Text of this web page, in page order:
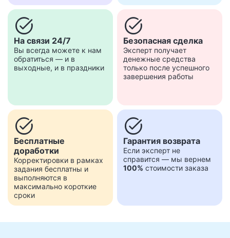
task_alt
На связи 24/7
Вы всегда можете к нам
обратиться — и в
выходные, и в праздники
task_alt
Безопасная сделка
Эксперт получает
денежные средства
только после успешного
завершения работы
task_alt
Бесплатные
доработки
Корректировки в рамках
задания бесплатны и
выполняются в
максимально короткие
сроки
task_alt
Гарантия возврата
Если эксперт не
справится — мы вернем
100% стоимости заказа